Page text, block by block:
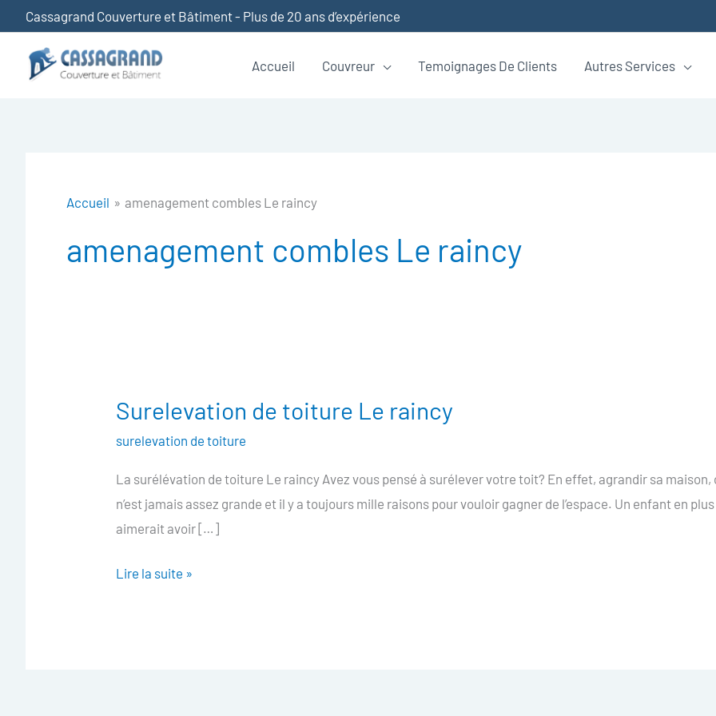
au
contenu
Cassagrand Couverture et Bâtiment - Plus de 20 ans d’expérience
Accueil Couvreur Temoignages De Clients Autres Services
Accueil amenagement combles Le raincy
amenagement combles Le raincy
Surelevation de toiture Le raincy
surelevation de toiture
La surélévation de toiture Le raincy Avez vous pensé à surélever votre toit? En effet, agrandir sa maison,
n’est jamais assez grande et il y a toujours mille raisons pour vouloir gagner de l’espace. Un enfant en
aimerait avoir […]
Surelevation
Le
raincy
Lire la suite »